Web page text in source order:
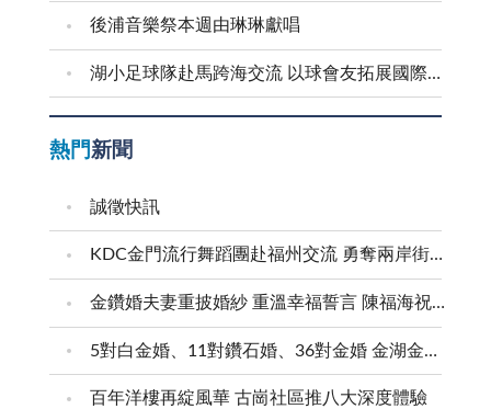
後浦音樂祭本週由琳琳獻唱
湖小足球隊赴馬跨海交流 以球會友拓展國際視野
熱門新聞
誠徵快訊
KDC金門流行舞蹈團赴福州交流 勇奪兩岸街舞賽三等獎
金鑽婚夫妻重披婚紗 重溫幸福誓言 陳福海祝福牽手半世紀 情深相守成典範
5對白金婚、11對鑽石婚、36對金婚 金湖金沙夫妻共享榮耀時刻 陳福海表揚金鑽婚夫妻 向半世紀相守家庭典範致敬
百年洋樓再綻風華 古崗社區推八大深度體驗